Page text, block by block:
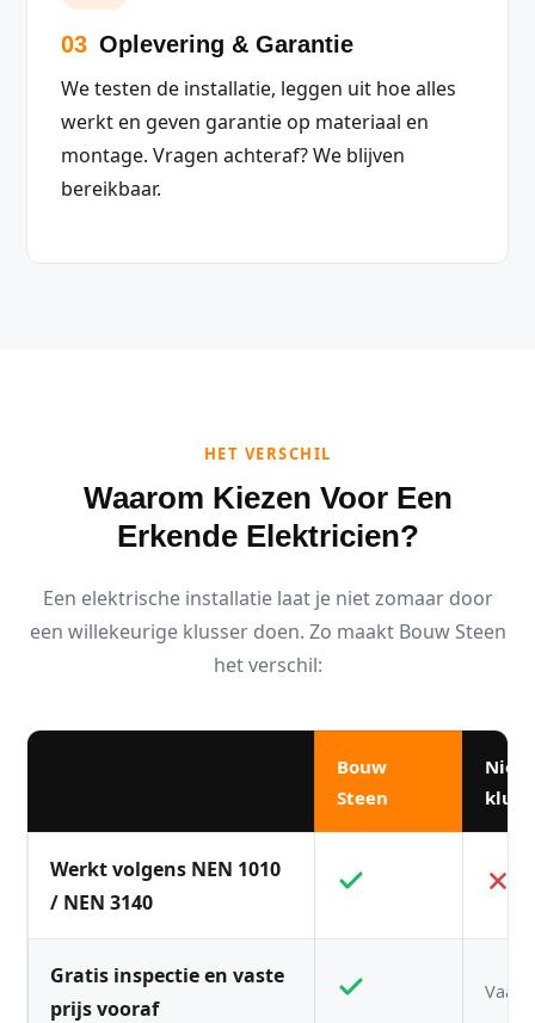
03 Oplevering & Garantie
We testen de installatie, leggen uit hoe alles
werkt en geven garantie op materiaal en
montage. Vragen achteraf? We blijven
bereikbaar.
HET VERSCHIL
Waarom Kiezen Voor Een
Erkende Elektricien?
Een elektrische installatie laat je niet zomaar door
een willekeurige klusser doen. Zo maakt Bouw Steen
het verschil:
Bouw
Steen
Niet-
Werkt volgens NEN 1010
/ NEN 3140
Gratis inspectie en vaste
prijs vooraf
Vaak